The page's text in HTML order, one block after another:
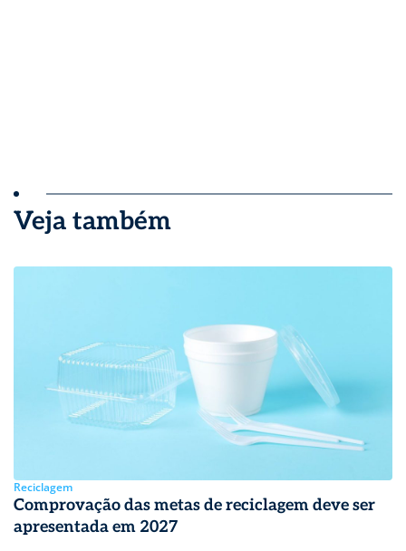
Veja também
Reciclagem
Comprovação das metas de reciclagem deve ser
apresentada em 2027